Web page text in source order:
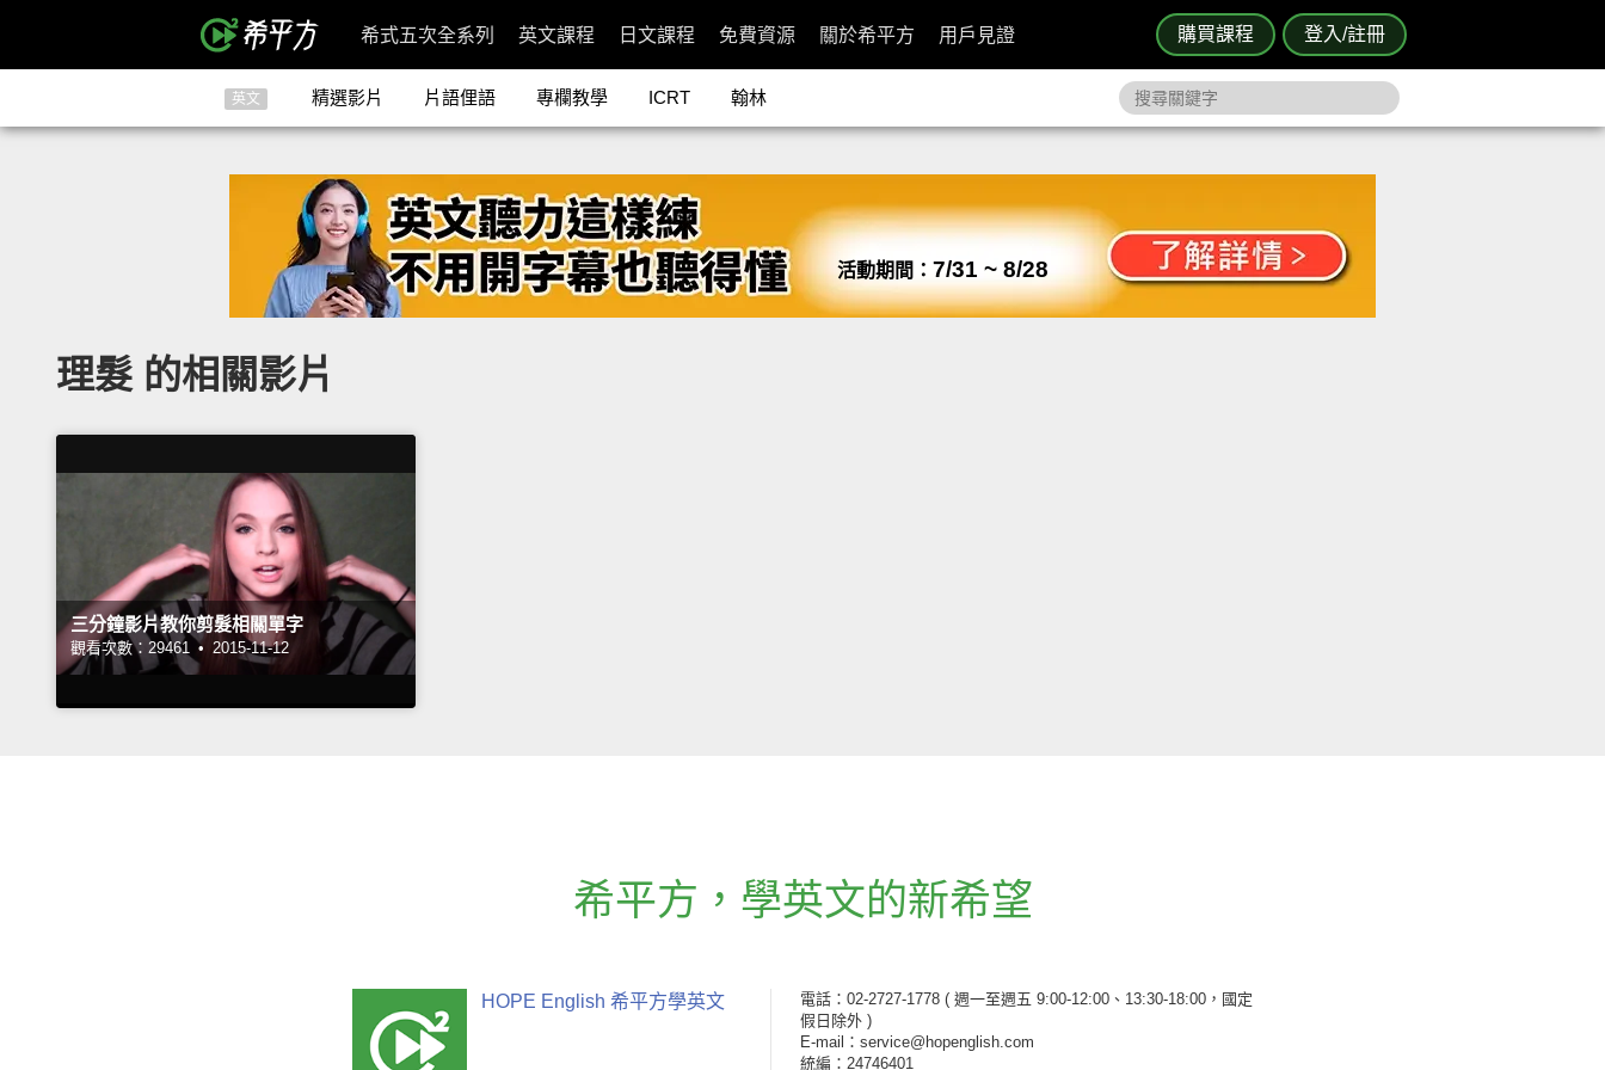
購買課程 登入/註冊
希式五次全系列 英文課程 日文課程 免費資源 關於希平方 用戶見證
英文 精選影片 片語俚語 專欄教學 ICRT 翰林
活動期間： 7/31 ~ 8/28
理髮 的相關影片
三分鐘影片教你剪髮相關單字
觀看次數：29461 • 2015-11-12
希平方 ， 學英文的新希望
HOPE English 希平方學英文 電話：02-2727-1778 ( 週一至週五 9:00-12:00、13:30-18:00，國定
假日除外 )
E-mail：service@hopenglish.com
統編：24746401